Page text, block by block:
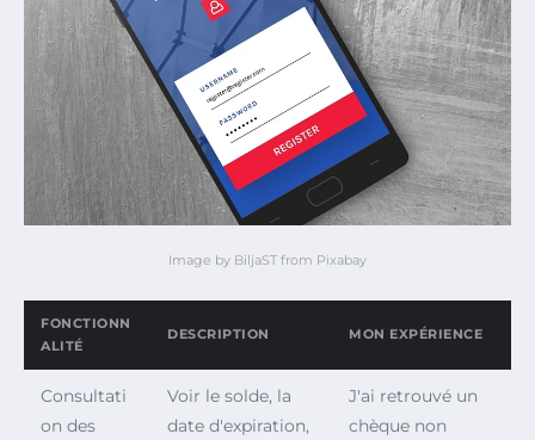
Image by BiljaST from Pixabay
FONCTIONN
ALITÉ
DESCRIPTION MON EXPÉRIENCE
Consultati
on des
Voir le solde, la
date d'expiration,
J'ai retrouvé un
chèque non